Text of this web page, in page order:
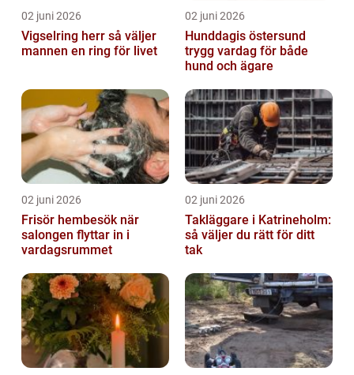
02 juni 2026
Vigselring herr så väljer
mannen en ring för livet
02 juni 2026
Hunddagis östersund
trygg vardag för både
hund och ägare
02 juni 2026
Frisör hembesök när
salongen flyttar in i
vardagsrummet
02 juni 2026
Takläggare i Katrineholm:
så väljer du rätt för ditt
tak